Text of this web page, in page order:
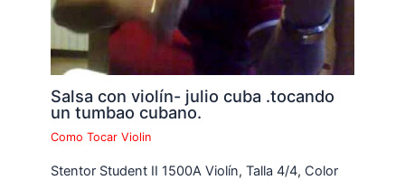
Salsa con violín- julio cuba .tocando
un tumbao cubano.
Como Tocar Violin
Stentor Student II 1500A Violín, Talla 4/4, Color